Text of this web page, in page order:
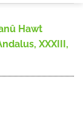
Hawt
XXXIII,